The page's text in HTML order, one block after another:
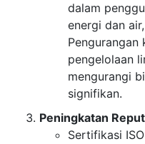
dalam
energi dan
Pengurangan
pengelolaan
mengurangi
signifikan.
Peningkatan
Sertifikasi